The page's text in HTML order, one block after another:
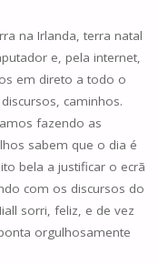
na Irlanda, terra natal
e, pela internet,
em direto a todo o
caminhos.
fazendo as
sabem que o dia é
bela a justificar o ecrã
com os discursos do
sorri, feliz, e de vez
orgulhosamente